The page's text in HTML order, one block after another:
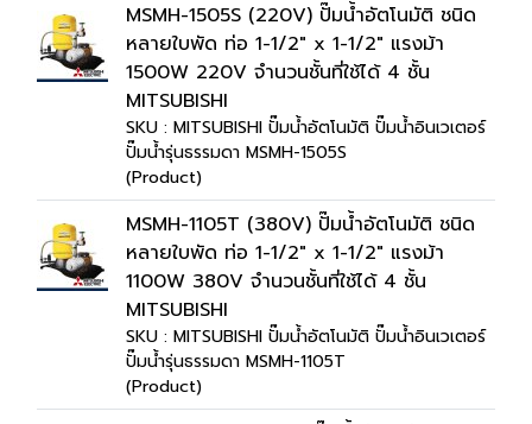
MSMH-1505S (220V) ปั๊มน้ำอัตโนมัติ ชนิด
หลายใบพัด ท่อ 1-1/2" x 1-1/2" แรงม้า
1500W 220V จำนวนชั้นที่ใช้ได้ 4 ชั้น
MITSUBISHI
SKU : MITSUBISHI ปั๊มน้ำอัตโนมัติ ปั๊มน้ำอินเวเตอร์
ปั๊มน้ำรุ่นธรรมดา MSMH-1505S
(Product)
MSMH-1105T (380V) ปั๊มน้ำอัตโนมัติ ชนิด
หลายใบพัด ท่อ 1-1/2" x 1-1/2" แรงม้า
1100W 380V จำนวนชั้นที่ใช้ได้ 4 ชั้น
MITSUBISHI
SKU : MITSUBISHI ปั๊มน้ำอัตโนมัติ ปั๊มน้ำอินเวเตอร์
ปั๊มน้ำรุ่นธรรมดา MSMH-1105T
(Product)